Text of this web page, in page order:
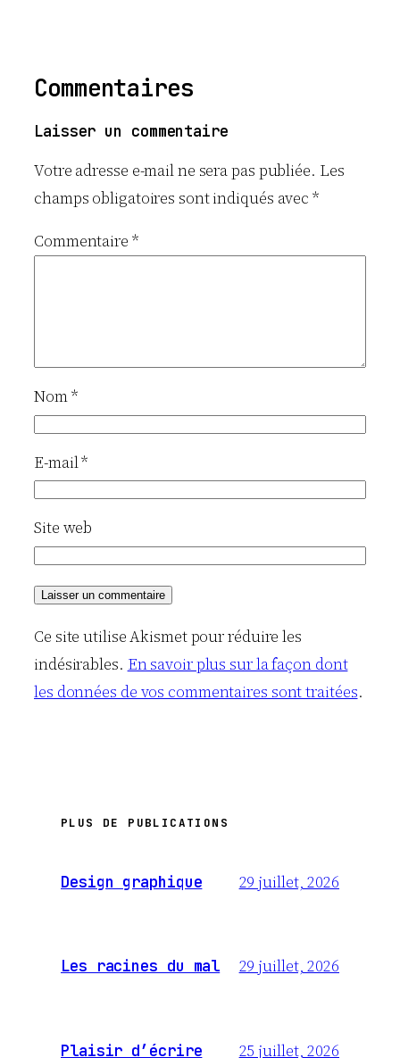
Commentaires
Laisser un commentaire
Votre adresse e-mail ne sera pas publiée. Les
champs obligatoires sont indiqués avec*
Commentaire *
Nom*
E-mail*
Site web
Ce site utilise Akismet pour réduire les
indésirables. En savoir plus sur la façon dont
les données de vos commentaires sont traitées.
PLUS DE PUBLICATIONS
Design graphique 29 juillet, 2026
Les racines du mal 29 juillet, 2026
Plaisir d’écrire 25 juillet, 2026